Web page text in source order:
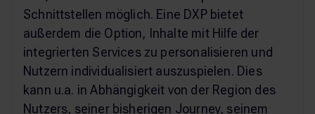
Schnittstellen möglich. Eine DXP bietet
außerdem die Option, Inhalte mit Hilfe der
integrierten Services zu personalisieren und
Nutzern individualisiert auszuspielen. Dies
kann u.a. in Abhängigkeit von der Region des
Nutzers, seiner bisherigen Journey, seinem